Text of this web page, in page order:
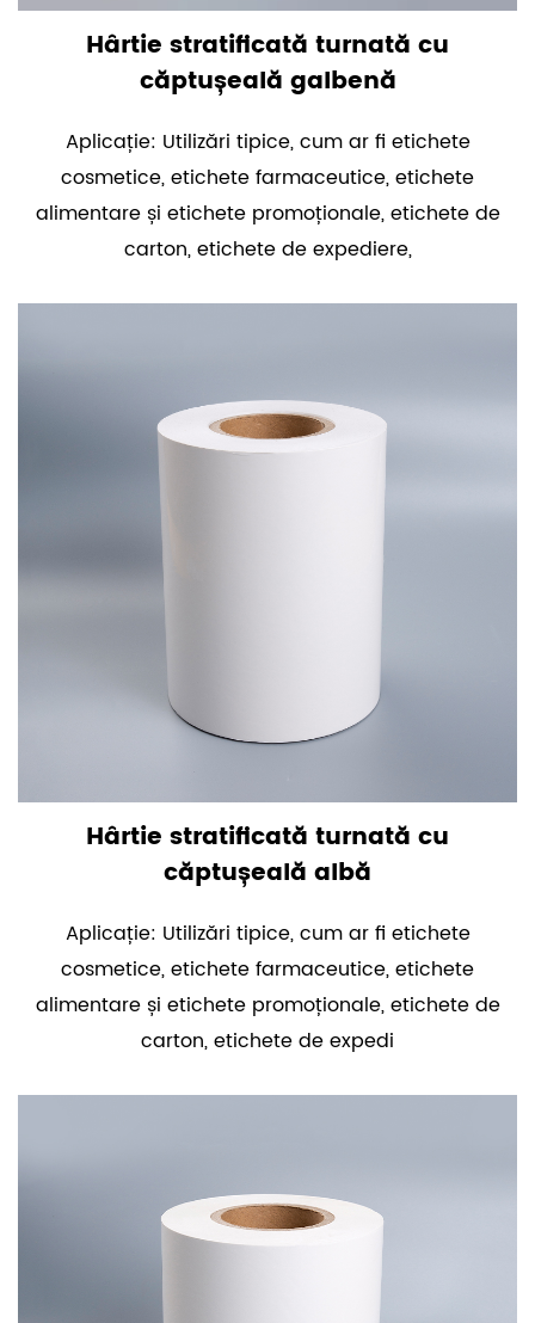
Hârtie stratificată turnată cu
căptușeală galbenă
Aplicație: Utilizări tipice, cum ar fi etichete
cosmetice, etichete farmaceutice, etichete
alimentare și etichete promoționale, etichete de
carton, etichete de expediere,
Hârtie stratificată turnată cu
căptușeală albă
Aplicație: Utilizări tipice, cum ar fi etichete
cosmetice, etichete farmaceutice, etichete
alimentare și etichete promoționale, etichete de
carton, etichete de expedi